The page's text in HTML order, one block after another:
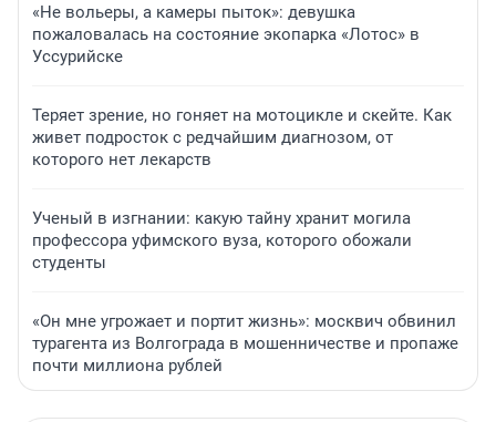
«Не вольеры, а камеры пыток»: девушка
пожаловалась на состояние экопарка «Лотос» в
Уссурийске
Теряет зрение, но гоняет на мотоцикле и скейте. Как
живет подросток с редчайшим диагнозом, от
которого нет лекарств
Ученый в изгнании: какую тайну хранит могила
профессора уфимского вуза, которого обожали
студенты
«Он мне угрожает и портит жизнь»: москвич обвинил
турагента из Волгограда в мошенничестве и пропаже
почти миллиона рублей